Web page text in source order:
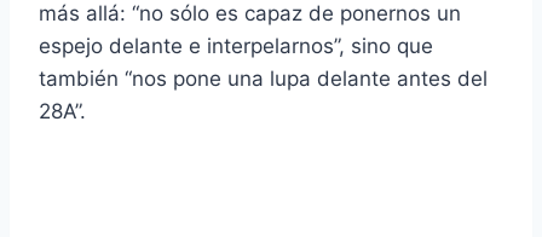
más allá: “no sólo es capaz de ponernos un
espejo delante e interpelarnos”, sino que
también “nos pone una lupa delante antes del
28A”.